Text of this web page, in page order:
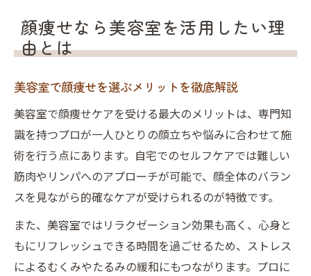
顔痩せなら美容室を活用したい理
由とは
美容室で顔痩せを選ぶメリットを徹底解説
美容室で顔痩せケアを受ける最大のメリットは、専門知
識を持つプロが一人ひとりの顔立ちや悩みに合わせて施
術を行う点にあります。自宅でのセルフケアでは難しい
筋肉やリンパへのアプローチが可能で、顔全体のバラン
スを見ながら的確なケアが受けられるのが特徴です。
また、美容室ではリラクゼーション効果も高く、心身と
もにリフレッシュできる時間を過ごせるため、ストレス
によるむくみやたるみの緩和にもつながります。プロに